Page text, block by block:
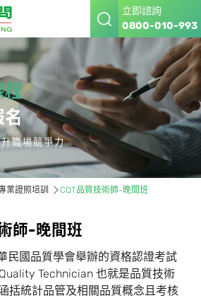
立即諮詢
0800-010-993
程
名
職場競爭力
業證照培訓 CQT品質技術師-晚間班
師-晚 間班
民國品質學會舉辦的資格認證考試
Technician 也就是品質技術
括統計品管及相關品質概念且考核